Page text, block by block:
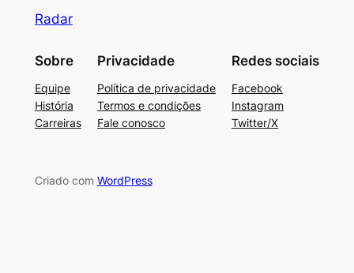
Radar
Sobre
Equipe
História
Carreiras
Privacidade
Política de privacidade
Termos e condições
Fale conosco
Redes sociais
Facebook
Instagram
Twitter/X
Criado com WordPress